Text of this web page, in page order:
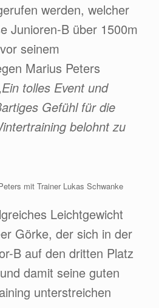
werden, welcher
Junioren-B über 1500m
seinem
Marius Peters
tolles Event und
Gefühl für die
belohnt zu
mit Trainer Lukas Schwanke
Leichtgewicht
Görke, der sich in der
B auf den dritten Platz
damit seine guten
unterstreichen